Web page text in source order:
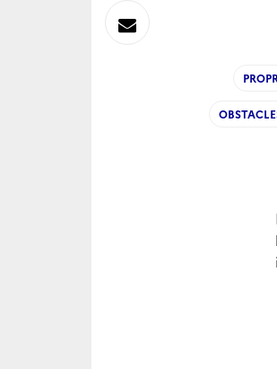
sur
Envoyer
Messagerie